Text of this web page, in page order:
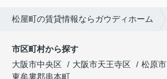
松屋町の賃貸情報ならガウディホーム
市区町村から探す
大阪市中央区
大阪市天王寺区 松原市
東牟婁郡串本町